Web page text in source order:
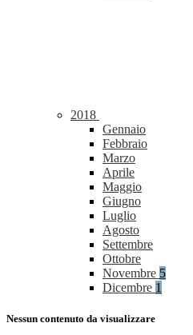
2018
Gennaio
Febbraio
Marzo
Aprile
Maggio
Giugno
Luglio
Agosto
Settembre
Ottobre
Novembre 5
Dicembre 1
Nessun contenuto da visualizzare